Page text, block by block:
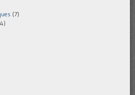
(7)